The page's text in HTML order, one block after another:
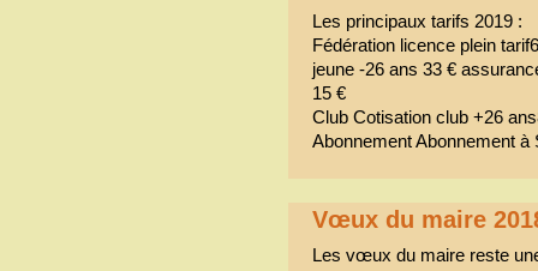
Les principaux tarifs 2019 :
Fédération licence plein
jeune -26 ans 33 €
15 €
Club Cotisation club +26
Abonnement Abonnement
Vœux du maire
Les vœux du maire reste